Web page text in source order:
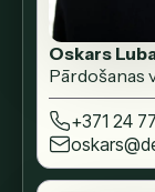
Oskars
Pārdošanas
+371 24